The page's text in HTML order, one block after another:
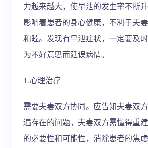
力越来越大，使早泄的发生率不断
影响着患者的身心健康，不利于夫
和睦。发现有早泄症状，一定要及
为不好意思而延误病情。
1.心理治疗
需要夫妻双方协同。应告知夫妻双
遍存在的问题，夫妻双方需懂得重
的必要性和可能性，消除患者的焦